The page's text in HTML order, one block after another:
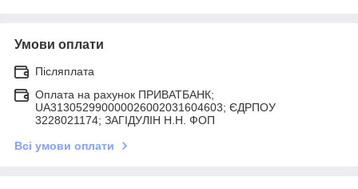
Умови оплати
Післяплата
Оплата на рахунок ПРИВАТБАНК;
UA313052990000026002031604603; ЄДРПОУ
3228021174; ЗАГIДУЛIН Н.Н. ФОП
Всі умови оплати